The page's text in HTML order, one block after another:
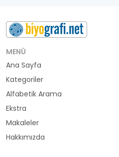
buluş
bürokrat
büyükelçi
cumhurbaşkanı
din adamı
MENÜ
Ana Sayfa
Kategoriler
Alfabetik Arama
Ekstra
Makaleler
Hakkımızda